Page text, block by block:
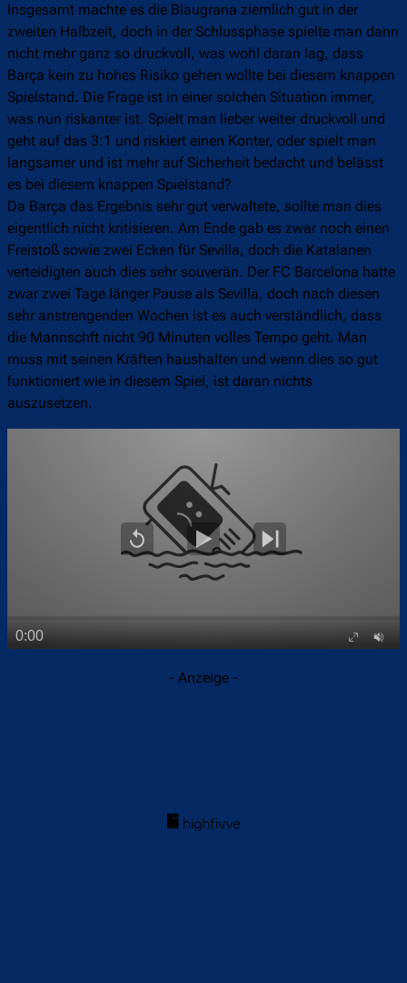
Insgesamt machte es die Blaugrana ziemlich gut in der
zweiten Halbzeit, doch in der Schlussphase spielte man dann
nicht mehr ganz so druckvoll, was wohl daran lag, dass
Barça kein zu hohes Risiko gehen wollte bei diesem knappen
Spielstand. Die Frage ist in einer solchen Situation immer,
was nun riskanter ist. Spielt man lieber weiter druckvoll und
geht auf das 3:1 und riskiert einen Konter, oder spielt man
langsamer und ist mehr auf Sicherheit bedacht und belässt
es bei diesem knappen Spielstand?
Da Barça das Ergebnis sehr gut verwaltete, sollte man dies
eigentlich nicht kritisieren. Am Ende gab es zwar noch einen
Freistoß sowie zwei Ecken für Sevilla, doch die Katalanen
verteidigten auch dies sehr souverän. Der FC Barcelona hatte
zwar zwei Tage länger Pause als Sevilla, doch nach diesen
sehr anstrengenden Wochen ist es auch verständlich, dass
die Mannschft nicht 90 Minuten volles Tempo geht. Man
muss mit seinen Kräften haushalten und wenn dies so gut
funktioniert wie in diesem Spiel, ist daran nichts
auszusetzen.
- Anzeige -